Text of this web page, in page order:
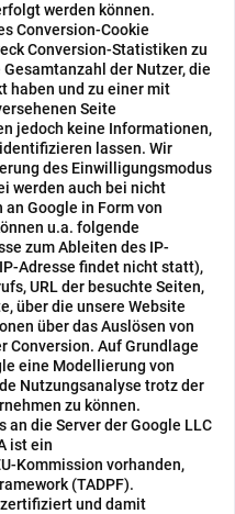
werden können.
Conversion-Cookie
Conversion-Statistiken zu
der Nutzer, die
haben und zu einer mit
Seite
jedoch keine Informationen,
lassen. Wir
des Einwilligungsmodus
werden auch bei nicht
Google in Form von
u.a. folgende
zum Ableiten des IP-
Adresse findet nicht statt),
URL der besuchte Seiten,
über die unsere Website
über das Auslösen von
Conversion. Auf Grundlage
eine Modellierung von
Nutzungsanalyse trotz der
zu können.
die Server der Google LLC
ist ein
Kommission vorhanden,
(TADPF).
zertifiziert und damit